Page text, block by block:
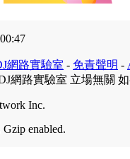
網路實驗室 - 免責聲明 -
網路實驗室 立場無關
Inc.
Gzip enabled.